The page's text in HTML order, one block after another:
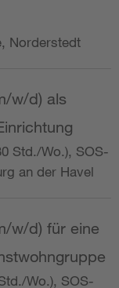
Norderstedt
w/d) als
Std./Wo.), SOS-
an der Havel
w/d) für eine
Wo.), SOS-